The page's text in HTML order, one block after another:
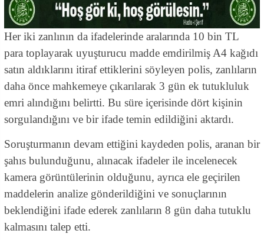
Her iki zanlının da ifadelerinde aralarında 10 bin TL
para toplayarak uyuşturucu madde emdirilmiş A4 kağıdı
satın aldıklarını itiraf ettiklerini söyleyen polis, zanlıların
daha önce mahkemeye çıkarılarak 3 gün ek tutukluluk
emri alındığını belirtti. Bu süre içerisinde dört kişinin
sorgulandığını ve bir ifade temin edildiğini aktardı.
Soruşturmanın devam ettiğini kaydeden polis, aranan bir
şahıs bulunduğunu, alınacak ifadeler ile incelenecek
kamera görüntülerinin olduğunu, ayrıca ele geçirilen
maddelerin analize gönderildiğini ve sonuçlarının
beklendiğini ifade ederek zanlıların 8 gün daha tutuklu
kalmasını talep etti.